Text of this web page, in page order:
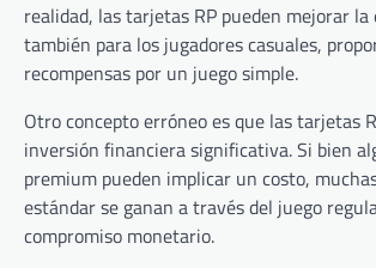
realidad, las tarjetas RP pueden mejorar la
también para los jugadores casuales,
recompensas por un juego simple.
Otro concepto erróneo es que las tarjetas
inversión financiera significativa. Si bien
premium pueden implicar un costo,
estándar se ganan a través del juego
compromiso monetario.